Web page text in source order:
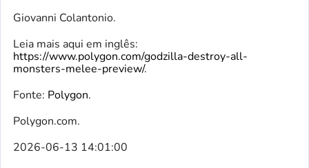
Giovanni Colantonio.
Leia mais aqui em inglês:
https://www.polygon.com/godzilla-destroy-all-
monsters-melee-preview/.
Fonte: Polygon.
Polygon.com.
2026-06-13 14:01:00